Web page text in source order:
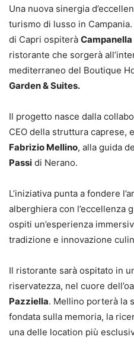
Una nuova sinergia
turismo di lusso in
di Capri ospiterà
ristorante che sorgerà
mediterraneo del Boutique
Garden & Suites.
Il progetto nasce dalla
CEO della struttura caprese,
Fabrizio Mellino, alla guida
Passi di Nerano.
L’iniziativa punta a fondere
alberghiera con l’eccellenza
ospiti un’esperienza
tradizione e innovazione
Il ristorante sarà ospitato in
riservatezza, nel cuore
Pazziella. Mellino porterà la
fondata sulla memoria, la
una delle location più